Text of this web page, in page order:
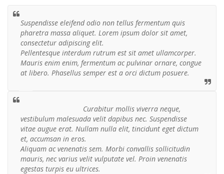
Suspendisse eleifend odio non tellus fermentum quis
pharetra massa aliquet. Lorem ipsum dolor sit amet,
consectetur adipiscing elit.
Pellentesque interdum rutrum est sit amet ullamcorper.
Mauris enim enim, fermentum ac pulvinar ornare, congue
at libero. Phasellus semper est a orci dictum posuere.
Curabitur mollis viverra neque,
vestibulum malesuada velit dapibus nec. Suspendisse
vitae augue erat. Nullam nulla elit, tincidunt eget dictum
et, accumsan in eros.
Aliquam ac venenatis sem. Morbi convallis sollicitudin
mauris, nec varius velit vulputate vel. Proin venenatis
egestas turpis eu ultrices.